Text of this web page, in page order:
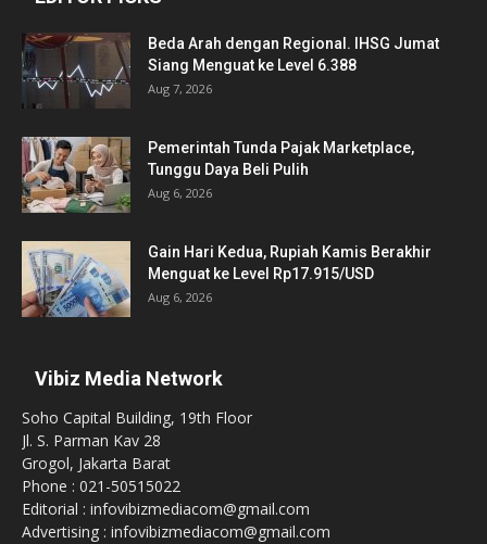
Beda Arah dengan Regional. IHSG Jumat
Siang Menguat ke Level 6.388
Aug 7, 2026
Pemerintah Tunda Pajak Marketplace,
Tunggu Daya Beli Pulih
Aug 6, 2026
Gain Hari Kedua, Rupiah Kamis Berakhir
Menguat ke Level Rp17.915/USD
Aug 6, 2026
Vibiz Media Network
Soho Capital Building, 19th Floor
Jl. S. Parman Kav 28
Grogol, Jakarta Barat
Phone : 021-50515022
Editorial : infovibizmediacom@gmail.com
Advertising : infovibizmediacom@gmail.com